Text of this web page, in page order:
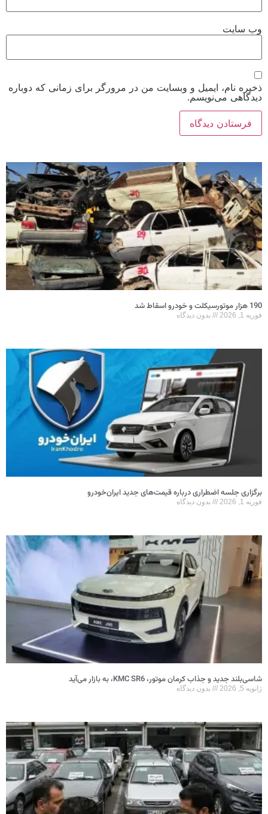
وب‌ سایت
ذخیره نام، ایمیل و وبسایت من در مرورگر برای زمانی که دوباره
دیدگاهی می‌نویسم.
190 هزار موتورسیکلت و خودرو اسقاط شد
فوریه 1, 2026 بدون دیدگاه
برگزاری جلسه اضطراری درباره قیمت‌های جدید ایران‌خودرو
فوریه 1, 2026 بدون دیدگاه
شاسی‌بلند جدید و جذاب کرمان موتور، KMC SR6، به بازار می‌آید
ژانویه 5, 2026 بدون دیدگاه